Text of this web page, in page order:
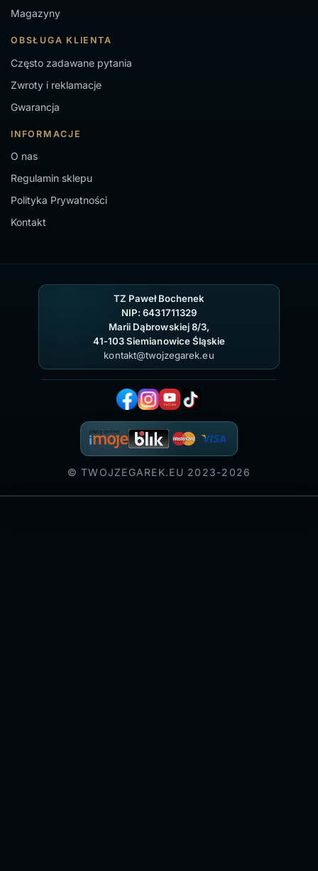
Magazyny
OBSŁUGA KLIENTA
Często zadawane pytania
Zwroty i reklamacje
Gwarancja
INFORMACJE
O nas
Regulamin sklepu
Polityka Prywatności
Kontakt
TZ Paweł Bochenek
NIP: 6431711329
Marii Dąbrowskiej 8/3,
41-103 Siemianowice Śląskie
kontakt@twojzegarek.eu
© TWOJZEGAREK.EU 2023-2026